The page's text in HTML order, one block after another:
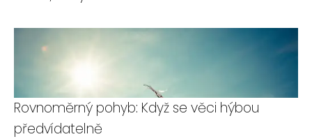
Rovnoměrný pohyb: Když se věci hýbou
předvídatelně